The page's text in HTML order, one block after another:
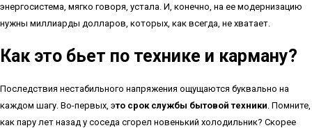
энергосистема, мягко говоря, устала. И, конечно, на ее модернизацию
нужны миллиарды долларов, которых, как всегда, не хватает.
Как это бьет по технике и карману?
Последствия нестабильного напряжения ощущаются буквально на
каждом шагу. Во-первых, это срок службы бытовой техники . Помните,
как пару лет назад у соседа сгорел новенький холодильник? Скорее